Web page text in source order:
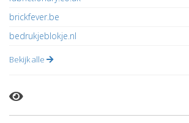
brickfever.be
bedrukjeblokje.nl
Bekijk alle